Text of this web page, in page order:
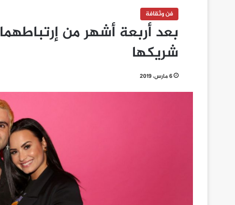
فن وثقافة
بعد أربعة أشهر من
شريكها
6 مارس، 2019